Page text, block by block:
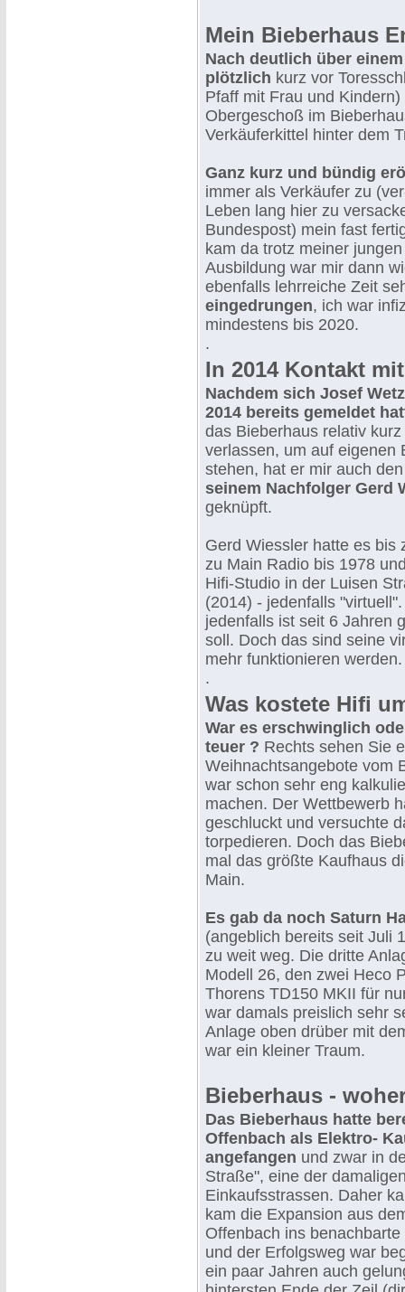
Mein Bieberhaus
Nach deutlich über
plötzlich kurz vor
Pfaff mit Frau und
Obergeschoß im
Verkäuferkittel hinter dem
Ganz kurz und bündig
immer als Verkäufer zu
Leben lang hier zu
Bundespost) mein fast
kam da trotz meiner
Ausbildung war mir dann
ebenfalls lehrreiche Zeit
eingedrungen, ich war
mindestens bis 2020.
.
In 2014 Kontakt
Nachdem sich Josef
2014 bereits gemeldet
das Bieberhaus relativ
verlassen, um auf eigenen
stehen, hat er mir auch
seinem Nachfolger Gerd
geknüpft.
Gerd Wiessler hatte es bis
zu Main Radio bis 1978
Hifi-Studio in der Luisen
(2014) - jedenfalls
jedenfalls ist seit 6 Jahren
soll. Doch das sind seine
mehr funktionieren werden.
.
Was kostete Hifi
War es erschwinglich
teuer ? Rechts sehen Sie
Weihnachtsangebote vom
war schon sehr eng
machen. Der Wettbewerb
geschluckt und versuchte
torpedieren. Doch das
mal das größte Kaufhaus
Main.
Es gab da noch Saturn
(angeblich bereits seit Juli
zu weit weg. Die dritte
Modell 26, den zwei Heco
Thorens TD150 MKII für
war damals preislich sehr
Anlage oben drüber mit
war ein kleiner Traum.
Bieberhaus -
Das Bieberhaus hatte
Offenbach als Elektro-
angefangen und zwar in
Straße", eine der
Einkaufsstrassen. Daher
kam die Expansion aus
Offenbach ins
und der Erfolgsweg war
ein paar Jahren auch